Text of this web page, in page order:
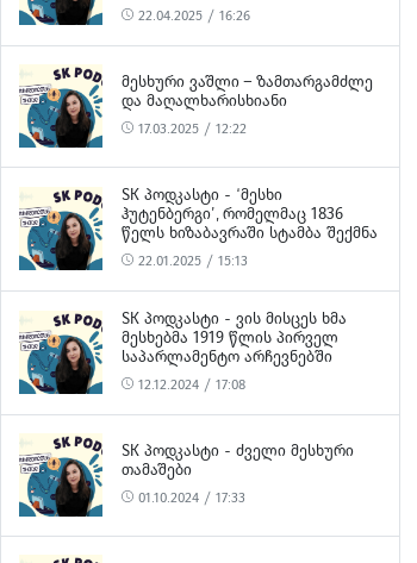
22.04.2025 / 16:26
ᲛᲔᲡᲮᲣᲠᲘ ᲕᲐᲨᲚᲘ – ᲖᲐᲛᲗᲐᲠᲒᲐᲛᲫᲚᲔ
ᲓᲐ ᲛᲐᲦᲐᲚᲮᲐᲠᲘᲡᲮᲘᲐᲜᲘ
17.03.2025 / 12:22
SK ᲞᲝᲓᲙᲐᲡᲢᲘ - ‘ᲛᲔᲡᲮᲘ
ᲰᲣᲢᲔᲜᲑᲔᲠᲒᲘ’, ᲠᲝᲛᲔᲚᲛᲐᲪ 1836
ᲬᲔᲚᲡ ᲮᲘᲖᲐᲑᲐᲕᲠᲐᲨᲘ ᲡᲢᲐᲛᲑᲐ ᲨᲔᲥᲛᲜᲐ
22.01.2025 / 15:13
SK ᲞᲝᲓᲙᲐᲡᲢᲘ - ᲕᲘᲡ ᲛᲘᲡᲪᲔᲡ ᲮᲛᲐ
ᲛᲔᲡᲮᲔᲑᲛᲐ 1919 ᲬᲚᲘᲡ ᲞᲘᲠᲕᲔᲚ
ᲡᲐᲞᲐᲠᲚᲐᲛᲔᲜᲢᲝ ᲐᲠᲩᲔᲕᲜᲔᲑᲨᲘ
12.12.2024 / 17:08
SK ᲞᲝᲓᲙᲐᲡᲢᲘ - ᲫᲕᲔᲚᲘ ᲛᲔᲡᲮᲣᲠᲘ
ᲗᲐᲛᲐᲨᲔᲑᲘ
01.10.2024 / 17:33